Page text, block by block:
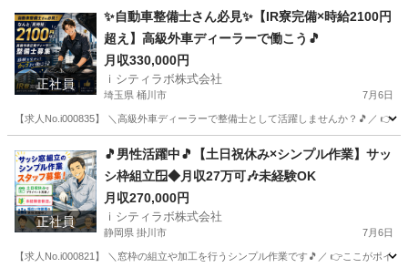
正社員
✨自動車整備士さん必見✨【IR寮完備×時給2100円
超え】高級外車ディーラーで働こう🎵
月収330,000円
ｉシティラボ株式会社
埼玉県 桶川市 7月6日
【求人No.i000835】 ＼高級外車ディーラーで整備士として活躍しませんか？🎵／ 👉
その他 ディーラー
正社員
🎵男性活躍中🎵【土日祝休み×シンプル作業】サッ
シ枠組立🪟◆月収27万可🎶未経験OK
月収270,000円
ｉシティラボ株式会社
静岡県 掛川市 7月6日
【求人No.i000821】 ＼窓枠の組立や加工を行うシンプル作業です🎵／ 👉ここがポイ